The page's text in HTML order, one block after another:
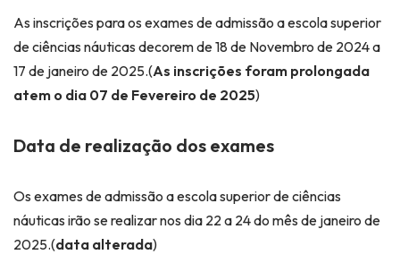
As inscrições para os exames de admissão a escola superior
de ciências náuticas decorem de 18 de Novembro de 2024 a
17 de janeiro de 2025.(As inscrições foram prolongada
atem o dia 07 de Fevereiro de 2025)
Data de realização dos exames
Os exames de admissão a escola superior de ciências
náuticas irão se realizar nos dia 22 a 24 do mês de janeiro de
2025.(data alterada)